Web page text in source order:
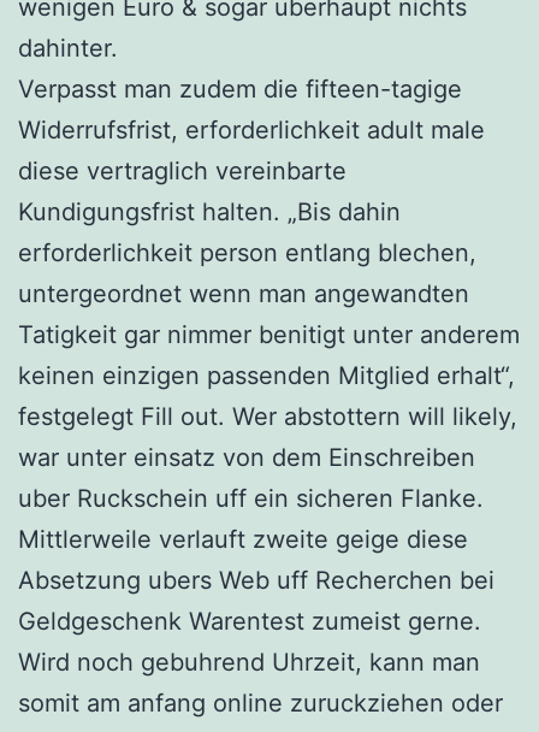
wenigen Euro & sogar uberhaupt nichts
dahinter.
Verpasst man zudem die fifteen-tagige
Widerrufsfrist, erforderlichkeit adult male
diese vertraglich vereinbarte
Kundigungsfrist halten. „Bis dahin
erforderlichkeit person entlang blechen,
untergeordnet wenn man angewandten
Tatigkeit gar nimmer benitigt unter anderem
keinen einzigen passenden Mitglied erhalt“,
festgelegt Fill out. Wer abstottern will likely,
war unter einsatz von dem Einschreiben
uber Ruckschein uff ein sicheren Flanke.
Mittlerweile verlauft zweite geige diese
Absetzung ubers Web uff Recherchen bei
Geldgeschenk Warentest zumeist gerne.
Wird noch gebuhrend Uhrzeit, kann man
somit am anfang online zuruckziehen oder